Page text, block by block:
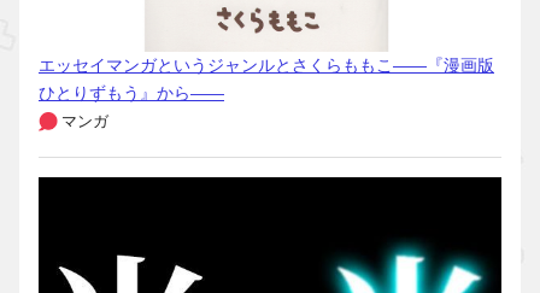
エッセイマンガというジャンルとさくらももこ――『漫画版
ひとりずもう』から――
マンガ